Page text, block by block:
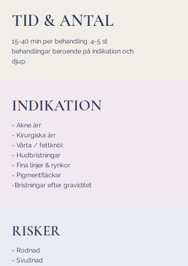
TID & ANTAL
15-40 min per behandling. 4-5 st
behandlingar beroende på indikation och
djup.
INDIKATION
- Akne ärr
- Kirurgiska ärr
- Vårta / fettknöl
- Hudbristningar
- Fina linjer & rynkor
- Pigmentfläckar
-Bristningar efter graviditet
RISKER
- Rodnad
- Svullnad